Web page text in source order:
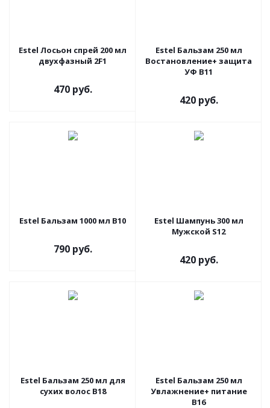
Estel Лосьон спрей 200 мл
двухфазный 2F1
470 руб.
Estel Бальзам 250 мл
Востановление+ защита
УФ В11
420 руб.
Estel Бальзам 1000 мл В10
790 руб.
Estel Шампунь 300 мл
Мужской S12
420 руб.
Estel Бальзам 250 мл для
сухих волос В18
Estel Бальзам 250 мл
Увлажнение+ питание
В16